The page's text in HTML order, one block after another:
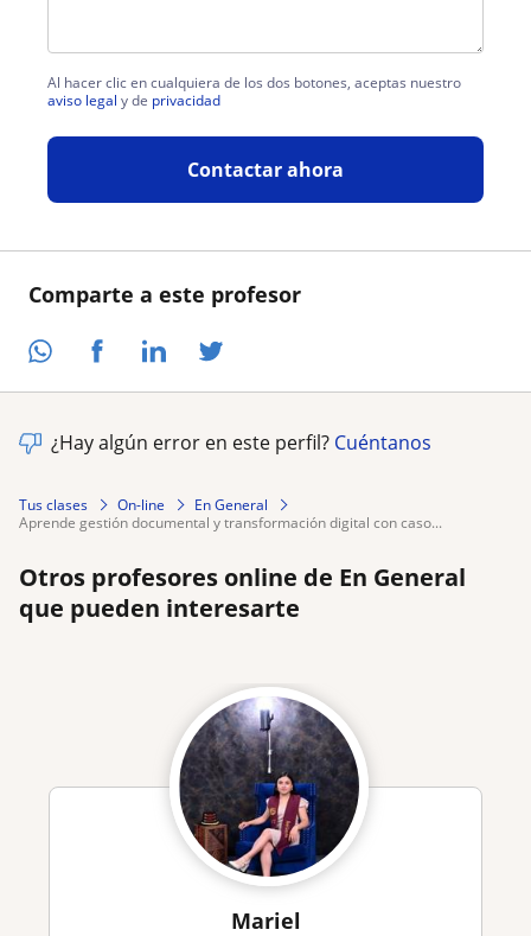
Comparte a este profesor
Al hacer clic en cualquiera de los dos botones, aceptas nuestro
aviso legal y de privacidad
Contactar ahora
¿Hay algún error en este perfil? Cuéntanos
Tus clases On-line
En General
aprende gestión documental y transformación digital con caso...
Otros profesores online de En General
que pueden interesarte
Mariel